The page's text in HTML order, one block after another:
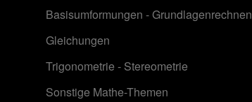
Basisumformungen - Grundlagenrechnen
Gleichungen
Trigonometrie - Stereometrie
Sonstige Mathe-Themen